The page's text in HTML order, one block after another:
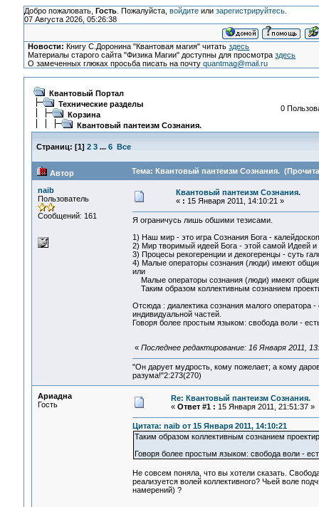
Добро пожаловать, Гость. Пожалуйста, войдитеили зарегистрируйтесь.
07 Августа 2026, 05:26:38
Новости: Книгу С.Доронина "Квантовая магия" читатьздесь
Материалы старого сайта "Физика Магии" доступны для просмотраздесь
О замеченных глюках просьба писать на почтуquantmag@mail.ru
Квантовый Портал
Технические разделы
Корзина
Квантовый пантеизм Сознания.
0
Страниц: [1] 2 3 ... 6 Все
Автор Тема: Квантовый пантеизм Сознания.
naib
Пользователь
Сообщений: 161
Квантовый пантеизм Сознания.
« : 15 Января 2011, 14:10:21 »
Я ограничусь лишь обшими тезисами.
1) Наш мир - это игра Сознания Бога -
2) Мир творимый идеей Бога - этой самой Идеей и
3) Процесы рекогеренции и декогеренцы - суть
4) Малые операторы сознания (люди) имеют
или
Малые операторы сознания (люди) имеют общие
Таким образом коллективным сознанием
Отсюда : диалектика сознания малого оператора
индивидуальной частей.
Говоря более простым языком: свобода воли -
« Последнее редактирование: 16 Января 2011,
"Он дарует мудрость, кому пожелает; а кому
разума!"2:273(270)
Ариадна
Гость
Re: Квантовый пантеизм Сознания.
« Ответ #1 : 15 Января 2011, 21:51:37 »
Цитата: naib от 15 Января 2011, 14:10:21
Таким образом коллективным сознанием
Говоря более простым языком: свобода воли -
Не совсем поняла, что вы хотели сказать.
реализуется волей коллективного? Чьей воле
намерений) ?